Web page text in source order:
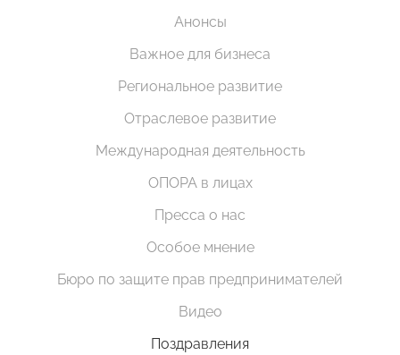
Анонсы
Важное для бизнеса
Региональное развитие
Отраслевое развитие
Международная деятельность
ОПОРА в лицах
Пресса о нас
Особое мнение
Бюро по защите прав предпринимателей
Видео
Поздравления